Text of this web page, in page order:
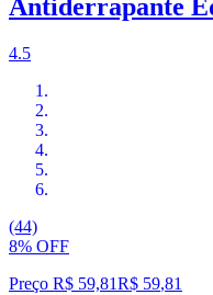
Antiderrapante
4.5
(44)
8% OFF
Preço R$ 59,81R$ 59,81